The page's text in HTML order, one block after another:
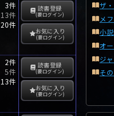
3件
13件
20件
読書登録
(要ログイン)
お気に入り
(要ログイン)
2件
5件
13件
読書登録
(要ログイン)
お気に入り
(要ログイン)
ザ
メ
小
オ
ジ
そ